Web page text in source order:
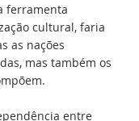
ferramenta
cultural, faria
as nações
mas também os
entre